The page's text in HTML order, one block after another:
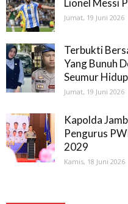
Lionel Messi
Jumat, 19 Juni 2026
Terbukti
Yang Bunuh
Seumur Hidup
Jumat, 19 Juni 2026
Kapolda
Pengurus
2029
Kamis, 18 Juni 2026